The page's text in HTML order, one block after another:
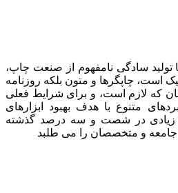
تولید سادگی نامفهوم از صنعت چاپ،
است، چاپگرها و متون بلکه روزنامه
که لازم است، و برای شرایط فعلی
متنوع با هدف بهبود ابزارهای
زیادی در شصت و سه درصد گذشته
جامعه و متخصصان را می طلبد